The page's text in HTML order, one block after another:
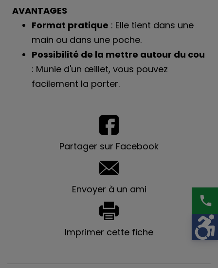
AVANTAGES
Format pratique : Elle tient dans une
main ou dans une poche.
Possibilité de la mettre autour du cou
: Munie d'un œillet, vous pouvez
facilement la porter.
Partager sur Facebook
Envoyer à un ami
Imprimer cette fiche
phone